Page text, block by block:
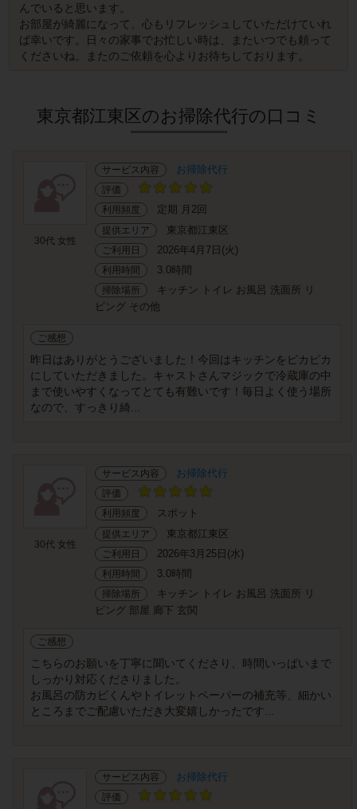
んでいると思います。
お部屋が綺麗になって、心もリフレッシュしていただけていれ
ば幸いです。日々の家事でお忙しい時は、またいつでも頼って
くださいね。またのご依頼を心よりお待ちしております。
東京都江東区のお掃除代行の口コミ
30代 女性
サービス内容 お掃除代行
評価
利用頻度
定期 月2回
提供エリア 東京都江東区
ご利用日 2026年4月7日(火)
利用時間 3.0時間
掃除場所
キッチン トイレ お風呂 洗面所 リ
ビング その他
ご感想
昨日はありがとうございました！今回はキッチンをピカピカ
にしていただきました。キャストさんマジックで冷蔵庫の中
まで使いやすくなってとても有難いです！毎日よく使う場所
なので、すっきり綺...
30代 女性
サービス内容 お掃除代行
評価
利用頻度
スポット
提供エリア 東京都江東区
ご利用日 2026年3月25日(水)
利用時間 3.0時間
掃除場所
キッチン トイレ お風呂 洗面所 リ
ビング 部屋 廊下 玄関
ご感想
こちらのお願いを丁寧に聞いてくださり、時間いっぱいまで
しっかり対応くださりました。
お風呂の防カビくんやトイレットペーパーの補充等、細かい
ところまでご配慮いただき大変嬉しかったです...
サービス内容 お掃除代行
評価